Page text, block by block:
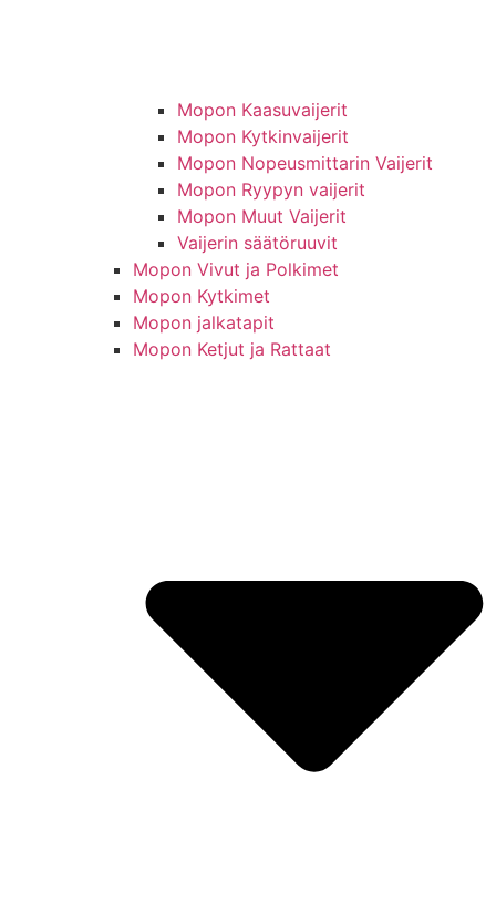
Mopon Kaasuvaijerit
Mopon Kytkinvaijerit
Mopon Nopeusmittarin Vaijerit
Mopon Ryypyn vaijerit
Mopon Muut Vaijerit
Vaijerin säätöruuvit
Mopon Vivut ja Polkimet
Mopon Kytkimet
Mopon jalkatapit
Mopon Ketjut ja Rattaat